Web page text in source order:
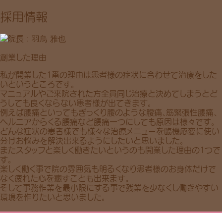
採用情報
創業した理由
私が開業した1番の理由は患者様の症状に合わせて治療をした
いというところです。
マニュアルやご来院された方全員同じ治療と決めてしまうとど
うしても良くならない患者様が出てきます。
例えば腰痛といってもぎっくり腰のような腰痛、筋緊張性腰痛、
ヘルニアからくる腰痛など腰痛一つにしても原因は様々です。
どんな症状の患者様でも様々な治療メニューを臨機応変に使い
分けお悩みを解決出来るようにしたいと思いました。
またスタッフと楽しく働きたいというのも開業した理由の1つで
す。
楽しく働く事で院の雰囲気も明るくなり患者様のお身体だけで
なく疲れた心を癒すことも出来ます。
そして事務作業を最小限にする事で残業を少なくし働きやすい
環境を作りたいと思いました。